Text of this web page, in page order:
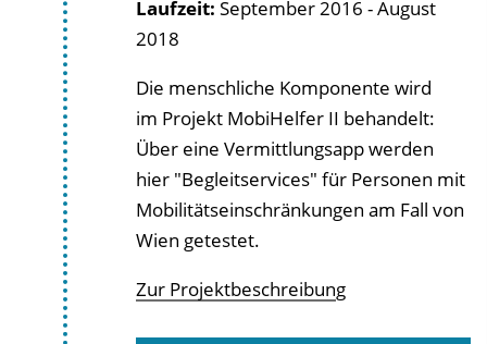
Laufzeit: September 2016 - August
2018
Die menschliche Komponente wird
im Projekt MobiHelfer II behandelt:
Über eine Vermittlungsapp werden
hier "Begleitservices" für Personen mit
Mobilitätseinschränkungen am Fall von
Wien getestet.
Zur Projektbeschreibung